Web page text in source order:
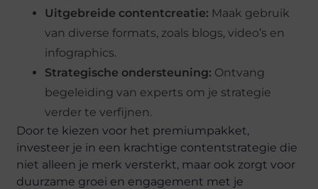
Uitgebreide contentcreatie: Maak gebruik
van diverse formats, zoals blogs, video’s en
infographics.
Strategische ondersteuning: Ontvang
begeleiding van experts om je strategie
verder te verfijnen.
Door te kiezen voor het premiumpakket,
investeer je in een krachtige contentstrategie die
niet alleen je merk versterkt, maar ook zorgt voor
duurzame groei en engagement met je